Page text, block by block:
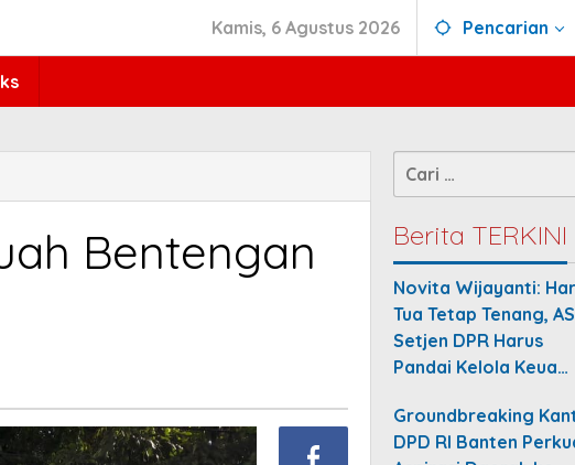
Kamis, 6 Agustus 2026 Pencarian
Bentengan
Cari
untuk:
Berita TERKINI
Novita Wijayanti:
Tua Tetap Tenang,
Setjen DPR Harus
Pandai Kelola Keua…
Groundbreaking
DPD RI Banten